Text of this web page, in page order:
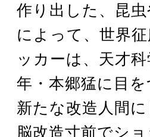
作り出した、昆
によって、世界
ッカーは、天才
年・本郷猛に目
新たな改造人間
脳改造寸前でシ